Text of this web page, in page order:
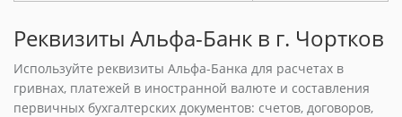
Реквизиты Альфа-Банк в г. Чортков
Используйте реквизиты Альфа-Банка для расчетах в
гривнах, платежей в иностранной валюте и составления
первичных бухгалтерских документов: счетов, договоров,